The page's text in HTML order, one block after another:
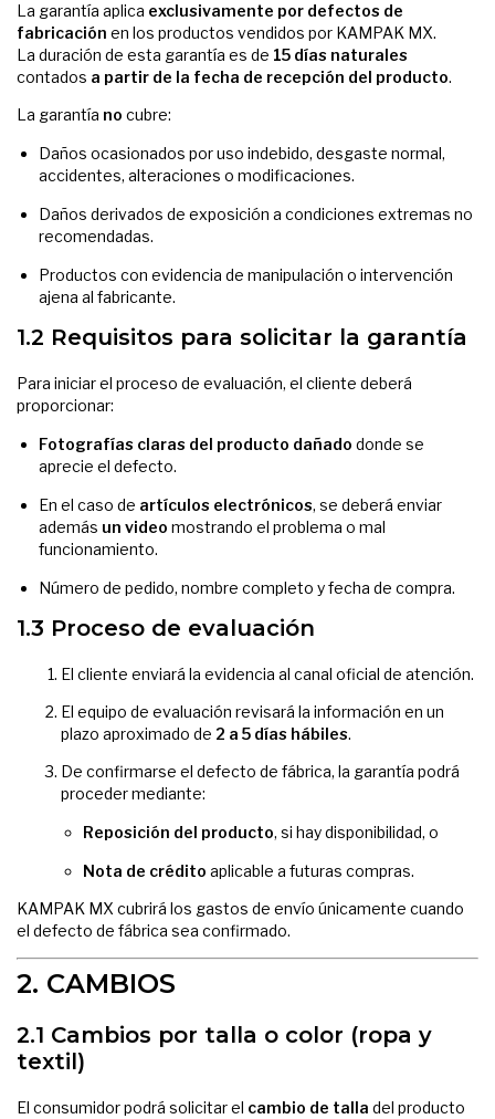
La garantía aplica exclusivamente por defectos de
fabricación en los productos vendidos por KAMPAK MX.
La duración de esta garantía es de 15 días naturales
contados a partir de la fecha de recepción del producto.
La garantía no cubre:
Daños ocasionados por uso indebido, desgaste normal,
accidentes, alteraciones o modificaciones.
Daños derivados de exposición a condiciones extremas no
recomendadas.
Productos con evidencia de manipulación o intervención
ajena al fabricante.
1.2 Requisitos para solicitar la garantía
Para iniciar el proceso de evaluación, el cliente deberá
proporcionar:
Fotografías claras del producto dañado donde se
aprecie el defecto.
En el caso de artículos electrónicos, se deberá enviar
además un video mostrando el problema o mal
funcionamiento.
Número de pedido, nombre completo y fecha de compra.
1.3 Proceso de evaluación
El cliente enviará la evidencia al canal oficial de atención.
El equipo de evaluación revisará la información en un
plazo aproximado de 2 a 5 días hábiles.
De confirmarse el defecto de fábrica, la garantía podrá
proceder mediante:
Reposición del producto, si hay disponibilidad, o
Nota de crédito aplicable a futuras compras.
KAMPAK MX cubrirá los gastos de envío únicamente cuando
el defecto de fábrica sea confirmado.
2. CAMBIOS
2.1 Cambios por talla o color (ropa y
textil)
El consumidor podrá solicitar el cambio de talla del producto